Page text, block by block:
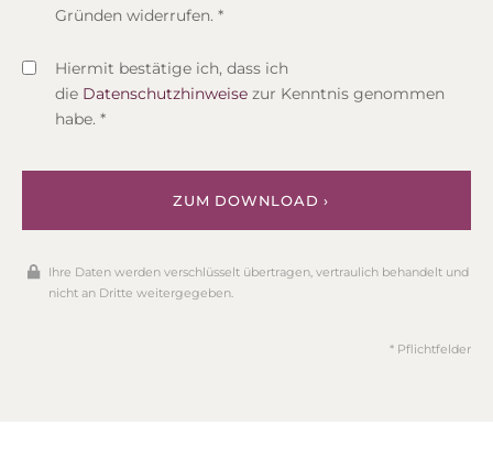
Gründen widerrufen. *
Hiermit bestätige ich, dass ich
die Datenschutzhinweise zur Kenntnis genommen
habe. *
ZUM DOWNLOAD ›
Ihre Daten werden verschlüsselt übertragen, vertraulich behandelt und
nicht an Dritte weitergegeben.
* Pflichtfelder